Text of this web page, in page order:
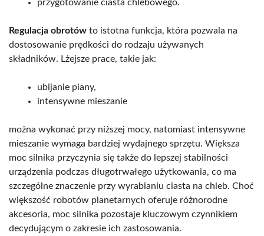
przygotowanie ciasta chlebowego.
Regulacja obrotów to istotna funkcja, która pozwala na
dostosowanie prędkości do rodzaju używanych
składników. Lżejsze prace, takie jak:
ubijanie piany,
intensywne mieszanie
można wykonać przy niższej mocy, natomiast intensywne
mieszanie wymaga bardziej wydajnego sprzętu. Większa
moc silnika przyczynia się także do lepszej stabilności
urządzenia podczas długotrwałego użytkowania, co ma
szczególne znaczenie przy wyrabianiu ciasta na chleb. Choć
większość robotów planetarnych oferuje różnorodne
akcesoria, moc silnika pozostaje kluczowym czynnikiem
decydującym o zakresie ich zastosowania.